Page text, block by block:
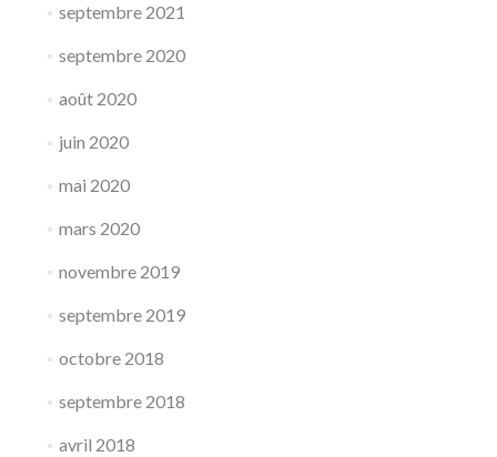
septembre 2021
septembre 2020
août 2020
juin 2020
mai 2020
mars 2020
novembre 2019
septembre 2019
octobre 2018
septembre 2018
avril 2018